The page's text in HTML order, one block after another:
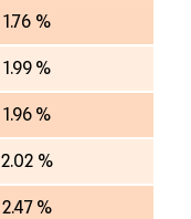
1.76 %
1.99 %
1.96 %
2.02 %
2.47 %